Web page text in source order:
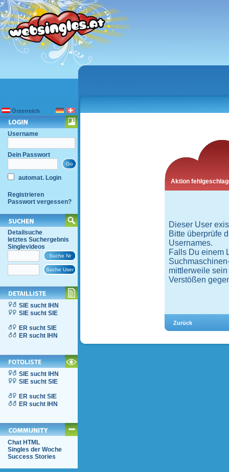
Österreich
Username
Dein Passwort
automat. Login
Registrieren
Passwort vergessen?
Detailsuche
letztes Suchergebnis
Singlevideos
SIE sucht IHN
SIE sucht SIE
ER sucht SIE
ER sucht IHN
SIE sucht IHN
SIE sucht SIE
ER sucht SIE
ER sucht IHN
Chat HTML
Singles der Woche
Success Stories
Aktion
Dieser User
Bitte überprüfe
Usernames.
Falls Du einem
mittlerweile
Verstößen